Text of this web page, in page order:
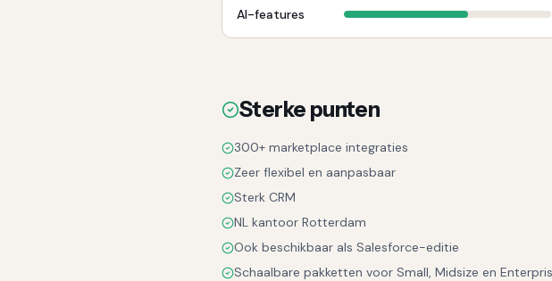
AI-features
Sterke punten
300+ marketplace integraties
Zeer flexibel en aanpasbaar
Sterk CRM
NL kantoor Rotterdam
Ook beschikbaar als Salesforce-editie
Schaalbare pakketten voor Small, Midsize en